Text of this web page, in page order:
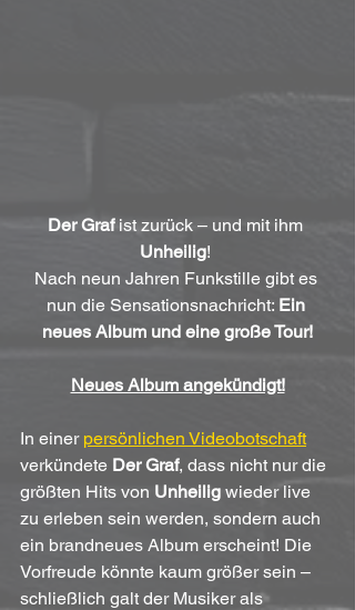
Der Graf ist zurück – und mit ihm
Unheilig!
Nach neun Jahren Funkstille gibt es
nun die Sensationsnachricht: Ein
neues Album und eine große Tour!
Neues Album angekündigt!
In einer persönlichen Videobotschaft
verkündete Der Graf, dass nicht nur die
größten Hits von Unheilig wieder live
zu erleben sein werden, sondern auch
ein brandneues Album erscheint! Die
Vorfreude könnte kaum größer sein –
schließlich galt der Musiker als